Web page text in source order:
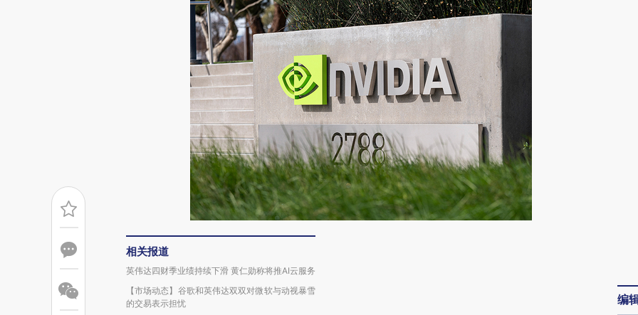
相关报道
英伟达四财季业绩持续下滑 黄仁勋称将推AI云服务
【市场动态】谷歌和英伟达双双对微软与动视暴雪
的交易表示担忧
编